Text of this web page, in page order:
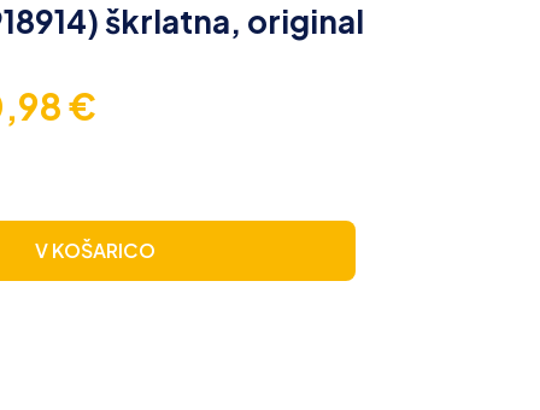
škrlatna, original
€
V KOŠARICO